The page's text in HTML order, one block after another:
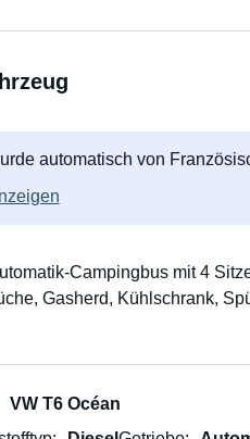
automatisch von
Campingbus mit 4
Gasherd, Kühlschrank,
VW T6 Océan